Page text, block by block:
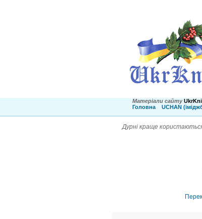
Матеріали сайту
Головна
UCHAN
Дурні краще